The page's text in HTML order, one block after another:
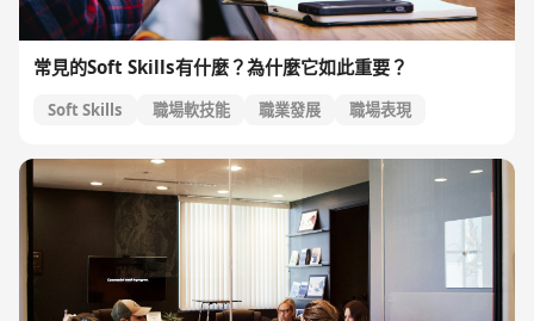
常見的Soft Skills有什麼？為什麼它如此重要？
Soft Skills 職場軟技能 職業發展
職場表現